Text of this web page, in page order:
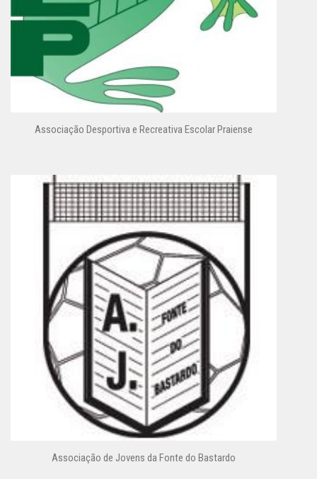
Associação Desportiva e Recreativa Escolar Praiense
Associação de Jovens da Fonte do Bastardo